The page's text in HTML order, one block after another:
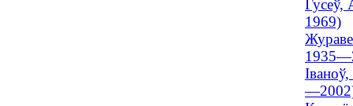
Гусеў,
1969)